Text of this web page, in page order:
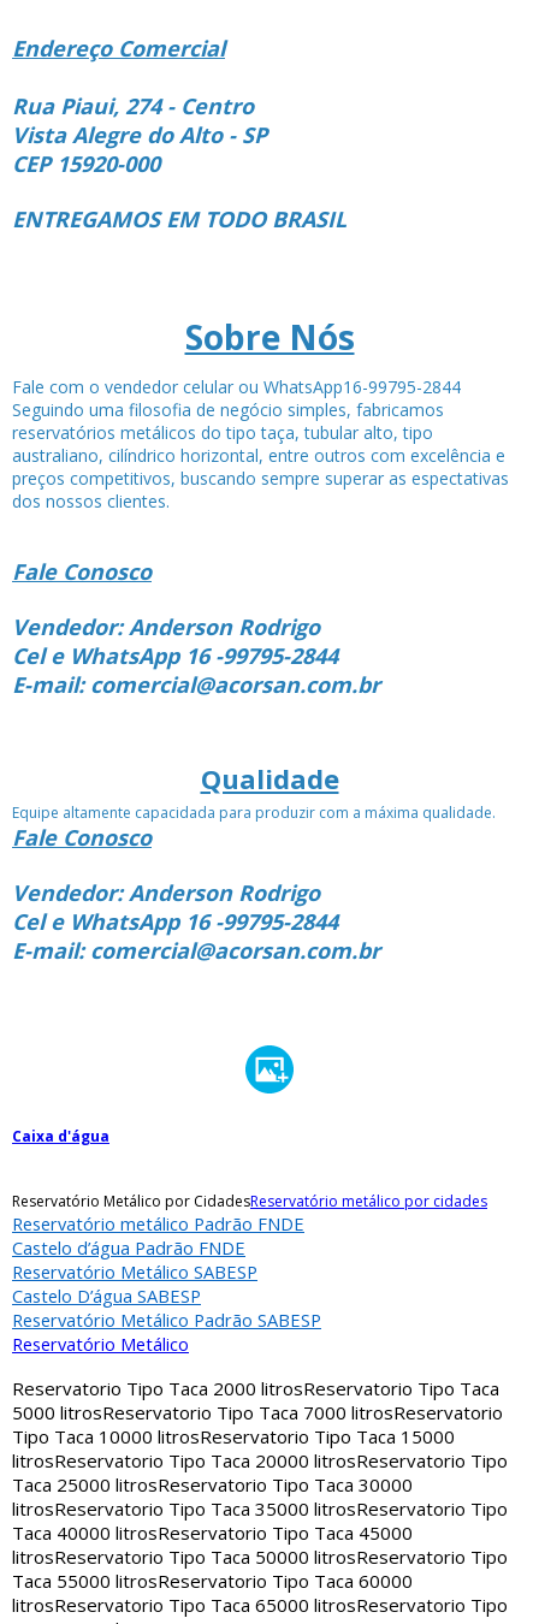
Endereço Comercial
Rua Piaui, 274 - Centro
Vista Alegre do Alto - SP
CEP 15920-000
ENTREGAMOS EM TODO BRASIL
Sobre Nós
Fale com o vendedor celular ou WhatsApp16-99795-2844
Seguindo uma filosofia de negócio simples, fabricamos
reservatórios metálicos do tipo taça, tubular alto, tipo
australiano, cilíndrico horizontal, entre outros com excelência e
preços competitivos, buscando sempre superar as espectativas
dos nossos clientes.
Fale Conosco
Vendedor: Anderson Rodrigo
Cel e WhatsApp 16 -99795-2844
E-mail: comercial@acorsan.com.br
Qualidade
Equipe altamente capacidada para produzir com a máxima qualidade.
Fale Conosco
Vendedor: Anderson Rodrigo
Cel e WhatsApp 16 -99795-2844
E-mail: comercial@acorsan.com.br
Caixa d'água
Reservatório Metálico por CidadesReservatório metálico por cidades
Reservatório metálico Padrão FNDE
Castelo d’água Padrão FNDE
Reservatório Metálico SABESP
Castelo D’água SABESP
Reservatório Metálico Padrão SABESP
Reservatório Metálico
Reservatorio Tipo Taca 2000 litrosReservatorio Tipo Taca
5000 litrosReservatorio Tipo Taca 7000 litrosReservatorio
Tipo Taca 10000 litrosReservatorio Tipo Taca 15000
litrosReservatorio Tipo Taca 20000 litrosReservatorio Tipo
Taca 25000 litrosReservatorio Tipo Taca 30000
litrosReservatorio Tipo Taca 35000 litrosReservatorio Tipo
Taca 40000 litrosReservatorio Tipo Taca 45000
litrosReservatorio Tipo Taca 50000 litrosReservatorio Tipo
Taca 55000 litrosReservatorio Tipo Taca 60000
litrosReservatorio Tipo Taca 65000 litrosReservatorio Tipo